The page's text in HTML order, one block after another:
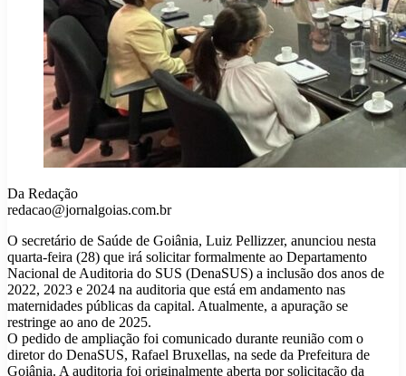
Da Redação
redacao@jornalgoias.com.br
O secretário de Saúde de Goiânia, Luiz Pellizzer, anunciou nesta
quarta-feira (28) que irá solicitar formalmente ao Departamento
Nacional de Auditoria do SUS (DenaSUS) a inclusão dos anos de
2022, 2023 e 2024 na auditoria que está em andamento nas
maternidades públicas da capital. Atualmente, a apuração se
restringe ao ano de 2025.
O pedido de ampliação foi comunicado durante reunião com o
diretor do DenaSUS, Rafael Bruxellas, na sede da Prefeitura de
Goiânia. A auditoria foi originalmente aberta por solicitação da